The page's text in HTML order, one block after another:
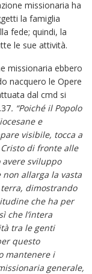
missionaria ha
la famiglia
fede; quindi, la
le sue attività.
missionaria ebbero
nacquero le Opere
dal cmd si
. “Poiché il Popolo
e
visibile, tocca a
di fronte alle
sviluppo
allarga la vasta
dimostrando
che ha per
che l’intera
tra le genti
questo
mantenere i
generale,